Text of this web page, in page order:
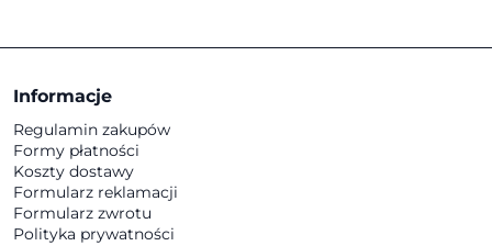
Informacje
Regulamin zakupów
Formy płatności
Koszty dostawy
Formularz reklamacji
Formularz zwrotu
Polityka prywatności